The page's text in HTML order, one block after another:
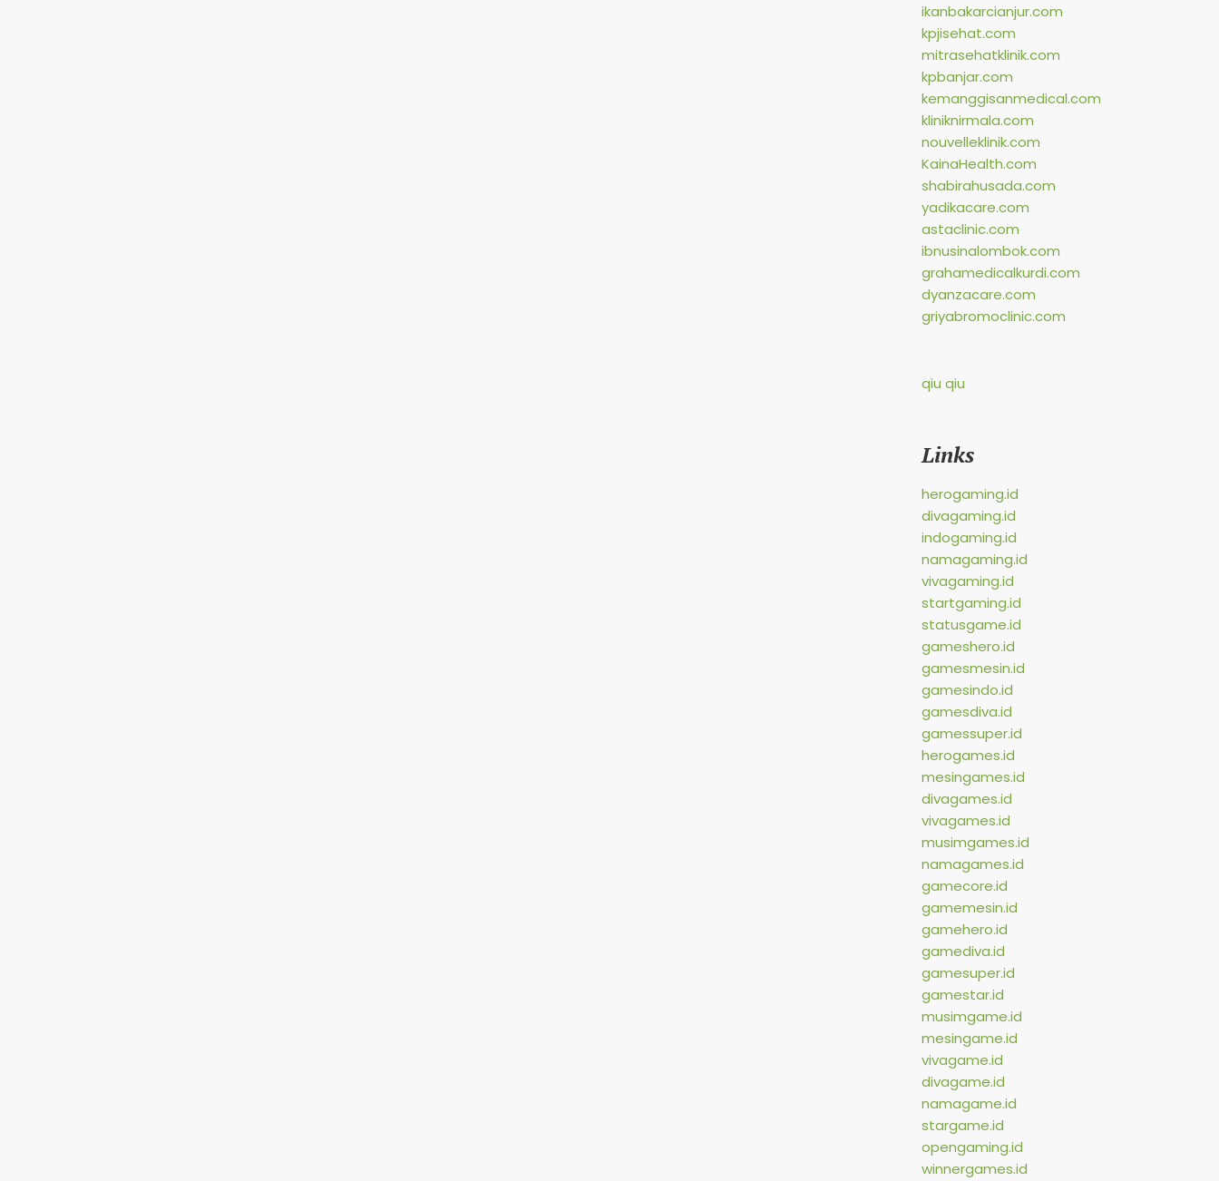
ikanbakarcianjur.com
kpjisehat.com
mitrasehatklinik.com
kpbanjar.com
kemanggisanmedical.com
kliniknirmala.com
nouvelleklinik.com
KainaHealth.com
shabirahusada.com
yadikacare.com
astaclinic.com
ibnusinalombok.com
grahamedicalkurdi.com
dyanzacare.com
griyabromoclinic.com
qiu qiu
Links
herogaming.id
divagaming.id
indogaming.id
namagaming.id
vivagaming.id
startgaming.id
statusgame.id
gameshero.id
gamesmesin.id
gamesindo.id
gamesdiva.id
gamessuper.id
herogames.id
mesingames.id
divagames.id
vivagames.id
musimgames.id
namagames.id
gamecore.id
gamemesin.id
gamehero.id
gamediva.id
gamesuper.id
gamestar.id
musimgame.id
mesingame.id
vivagame.id
divagame.id
namagame.id
stargame.id
opengaming.id
winnergames.id